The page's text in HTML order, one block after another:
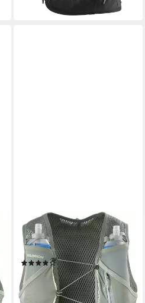
SALOMON
Trinkrucksack, aus Polyester,
auch in großen Größen
(1)
ab 80,99 € UVP100,00 €
-19%
lieferbar - in 1-2 Werktagen bei dir